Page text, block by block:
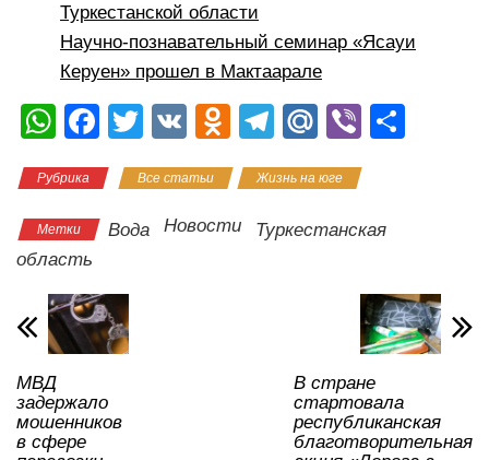
Туркестанской области
Научно-познавательный семинар «Ясауи
Керуен» прошел в Мактаарале
W
at
s
A
p
p
F
c
e
o
o
k
T
tt
er
V
O
n
o
T
e
gr
M
.R
u
Vi
и
ть
Рубрика Все статьи Жизнь на юге
Метки Вода Новости
Туркестанская
область
МВД
задержало
мошенников
в сфере
В стране
стартовала
республиканская
благотворительная